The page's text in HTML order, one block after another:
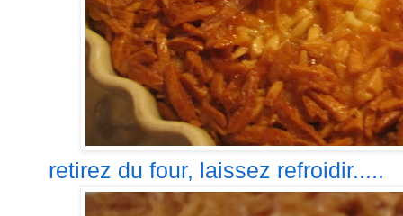
retirez du four, laissez refroidir.....